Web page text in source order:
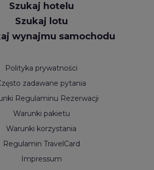
Szukaj hotelu
Szukaj lotu
wynajmu samochodu
Polityka prywatności
zadawane pytania
Regulaminu Rezerwacji
Warunki pakietu
Warunki korzystania
Regulamin TravelCard
Impressum